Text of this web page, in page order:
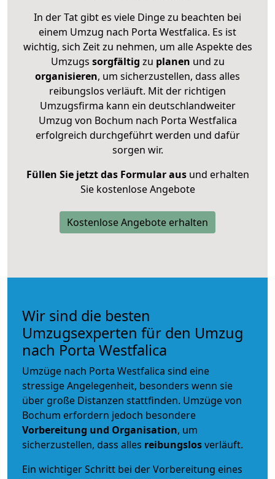
In der Tat gibt es viele Dinge zu beachten bei
einem Umzug nach Porta Westfalica. Es ist
wichtig, sich Zeit zu nehmen, um alle Aspekte des
Umzugs sorgfältig zu planen und zu
organisieren, um sicherzustellen, dass alles
reibungslos verläuft. Mit der richtigen
Umzugsfirma kann ein deutschlandweiter
Umzug von Bochum nach Porta Westfalica
erfolgreich durchgeführt werden und dafür
sorgen wir.
Füllen Sie jetzt das Formular ausund erhalten
Sie kostenlose Angebote
Kostenlose Angebote erhalten
Wir sind die besten
Umzugsexperten für den Umzug
nach Porta Westfalica
Umzüge nach Porta Westfalica sind eine
stressige Angelegenheit, besonders wenn sie
über große Distanzen stattfinden. Umzüge von
Bochum erfordern jedoch besondere
Vorbereitung und Organisation, um
sicherzustellen, dass alles reibungslosverläuft.
Ein wichtiger Schritt bei der Vorbereitung eines